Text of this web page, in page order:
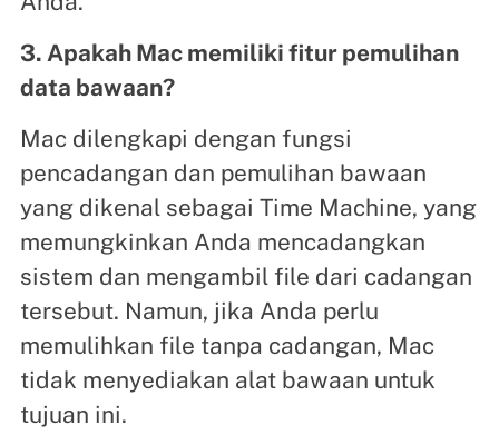
3. Apakah Mac memiliki fitur pemulihan
data bawaan?
Mac dilengkapi dengan fungsi
pencadangan dan pemulihan bawaan
yang dikenal sebagai Time Machine, yang
memungkinkan Anda mencadangkan
sistem dan mengambil file dari cadangan
tersebut. Namun, jika Anda perlu
memulihkan file tanpa cadangan, Mac
tidak menyediakan alat bawaan untuk
tujuan ini.